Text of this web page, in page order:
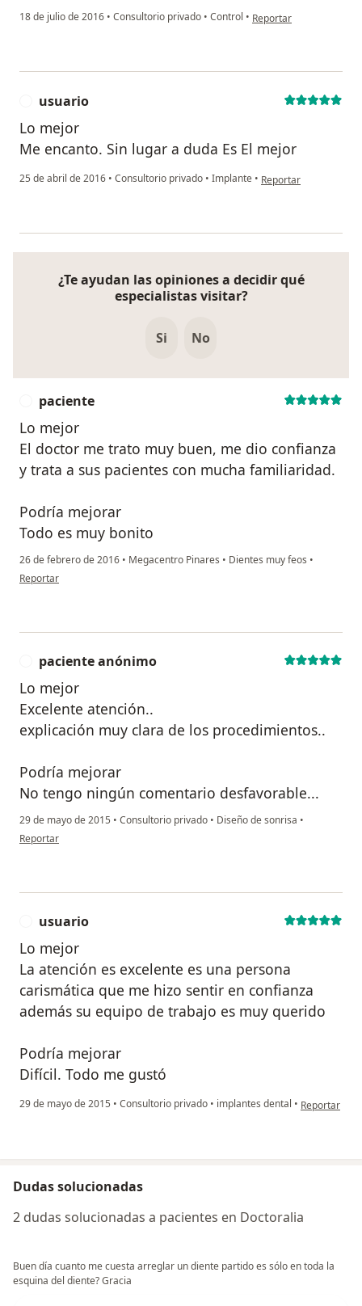
18 de julio de 2016 • Consultorio privado • Control • en opinión del usuario
Reportar
usuario
Lo mejor
Me encanto. Sin lugar a duda Es El mejor
25 de abril de 2016 • Consultorio privado • Implante • en opinión del
Reportar
¿Te ayudan las opiniones a decidir qué
especialistas visitar?
Si No
paciente
Lo mejor
El doctor me trato muy buen, me dio confianza
y trata a sus pacientes con mucha familiaridad.
Podría mejorar
Todo es muy bonito
26 de febrero de 2016 • Megacentro Pinares • Dientes muy feos •
en opinión del usuario paciente
Reportar
paciente anónimo
Lo mejor
Excelente atención..
explicación muy clara de los procedimientos..
Podría mejorar
No tengo ningún comentario desfavorable...
29 de mayo de 2015 • Consultorio privado • Diseño de sonrisa •
en opinión del usuario paciente anónimo
Reportar
usuario
Lo mejor
La atención es excelente es una persona
carismática que me hizo sentir en confianza
además su equipo de trabajo es muy querido
Podría mejorar
Difícil. Todo me gustó
29 de mayo de 2015 • Consultorio privado • implantes dental • en opinión
Reportar
Dudas solucionadas
2 dudas solucionadas a pacientes en Doctoralia
Buen día cuanto me cuesta arreglar un diente partido es sólo en toda la
esquina del diente? Gracia